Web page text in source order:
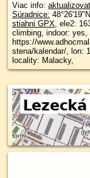
Viac info:
Súradnice: 48°26'19"N
stiahni GPX, ele2:
climbing, indoor:
https://
stena/kalendar/, lon:
locality: Malacky,